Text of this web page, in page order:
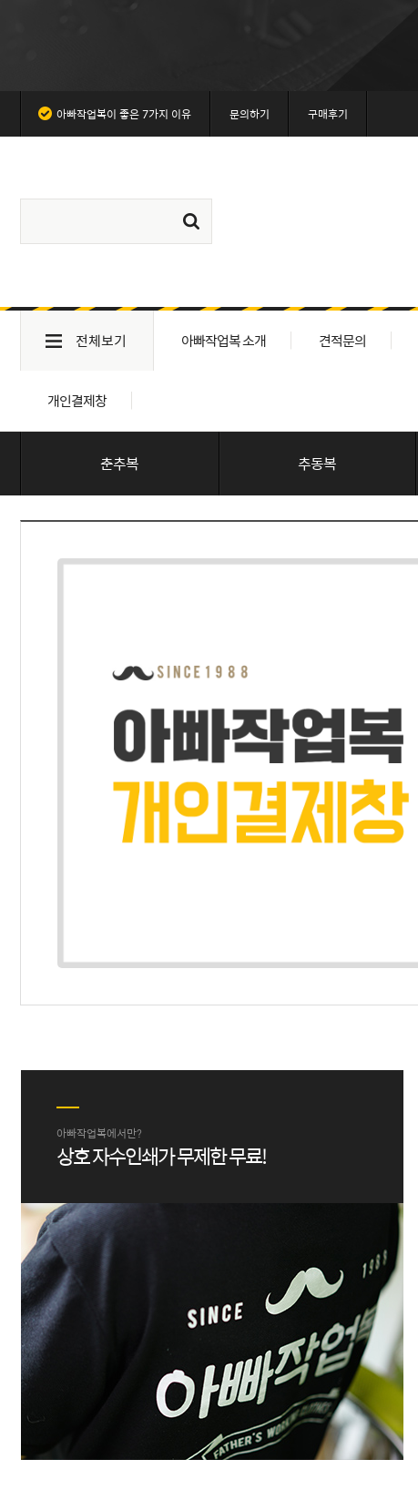
아빠작업복이 좋은 7가지 이유 문의하기 구매후기
전체보기 아빠작업복 소개 견적문의
개인결제창
춘추복 추동복
아빠작업복에서만?
상호 자수인쇄가 무제한 무료!